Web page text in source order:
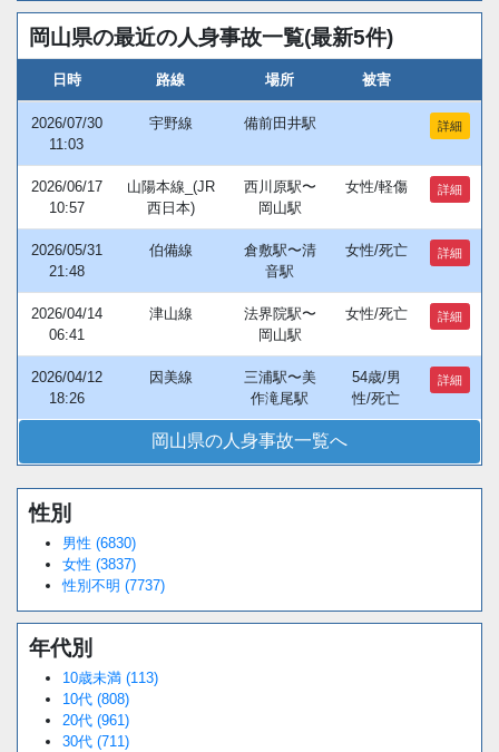
岡山県の最近の人身事故一覧(最新5件)
日時 路線 場所 被害
2026/07/30
11:03
宇野線 備前田井駅 詳細
2026/06/17
10:57
山陽本線_(JR
西日本)
西川原駅〜
岡山駅
女性/軽傷 詳細
2026/05/31
21:48
伯備線
倉敷駅〜清
音駅
女性/死亡 詳細
2026/04/14
06:41
津山線
法界院駅〜
岡山駅
女性/死亡 詳細
2026/04/12
18:26
因美線
三浦駅〜美
作滝尾駅
54歳/男
性/死亡
詳細
岡山県の人身事故一覧へ
Unmute
性別
男性 (6830)
女性 (3837)
性別不明 (7737)
年代別
10歳未満 (113)
10代 (808)
20代 (961)
30代 (711)